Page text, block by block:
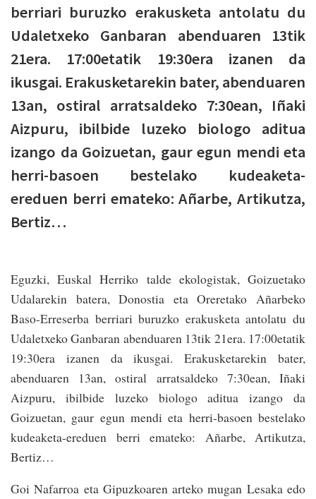
berriari buruzko erakusketa antolatu du
Udaletxeko Ganbaran abenduaren 13tik
21era. 17:00etatik 19:30era izanen da
ikusgai. Erakusketarekin bater, abenduaren
13an, ostiral arratsaldeko 7:30ean, Iñaki
Aizpuru, ibilbide luzeko biologo aditua
izango da Goizuetan, gaur egun mendi eta
herri-basoen bestelako kudeaketa-
ereduen berri emateko: Añarbe, Artikutza,
Bertiz…
Eguzki, Euskal Herriko talde ekologistak, Goizuetako
Udalarekin batera, Donostia eta Oreretako Añarbeko
Baso-Erreserba berriari buruzko erakusketa antolatu du
Udaletxeko Ganbaran abenduaren 13tik 21era. 17:00etatik
19:30era izanen da ikusgai. Erakusketarekin bater,
abenduaren 13an, ostiral arratsaldeko 7:30ean, Iñaki
Aizpuru, ibilbide luzeko biologo aditua izango da
Goizuetan, gaur egun mendi eta herri-basoen bestelako
kudeaketa-ereduen berri emateko: Añarbe, Artikutza,
Bertiz…
Goi Nafarroa eta Gipuzkoaren arteko mugan Lesaka edo